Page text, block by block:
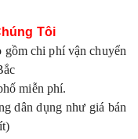
Tôi
gồm chi phí vận chuyển
miễn phí.
dân dụng như giá bán